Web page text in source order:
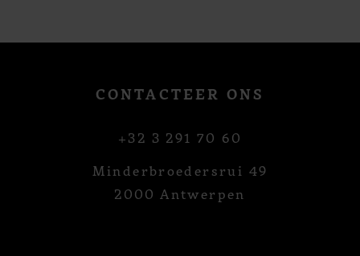
CONTACTEER ONS
+32 3 291 70 60
Minderbroedersrui 49
2000 Antwerpen